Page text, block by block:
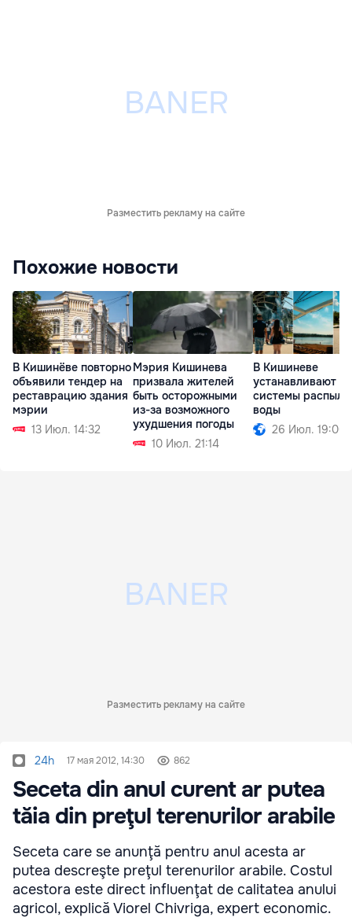
Разместить рекламу на сайте
Похожие новости
В Кишинёве повторно
объявили тендер на
реставрацию здания
мэрии
13 Июл. 14:32
Мэрия Кишинева
призвала жителей
быть осторожными
из-за возможного
ухудшения погоды
10 Июл. 21:14
В Кишиневе
устанавливают
системы
воды
26 Июл. 19:00
Разместить рекламу на сайте
24h 17 мая 2012, 14:30 862
Seceta din anul curent ar putea
tăia din preţul terenurilor arabile
Seceta care se anunţă pentru anul acesta ar
putea descreşte preţul terenurilor arabile. Costul
acestora este direct influenţat de calitatea anului
agricol, explică Viorel Chivriga, expert economic.